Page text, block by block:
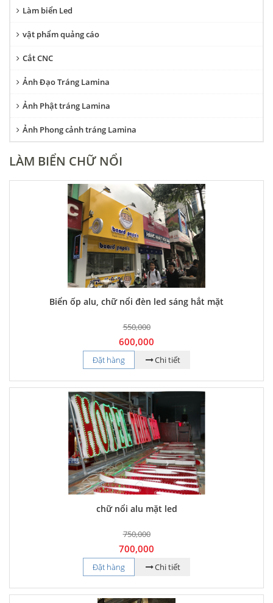
Làm biển Led
vật phẩm quảng cáo
Cắt CNC
Ảnh Đạo Tráng Lamina
Ảnh Phật tráng Lamina
Ảnh Phong cảnh tráng Lamina
LÀM BIỂN CHỮ NỔI
Biển ốp alu, chữ nổi đèn led sáng hắt mặt
550,000
600,000
Đặt hàng Chi tiết
chữ nổi alu mặt led
750,000
700,000
Đặt hàng Chi tiết